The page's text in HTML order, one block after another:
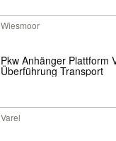
Wiesmoor
Pkw Anhänger Plattform
Überführung Transport
Varel